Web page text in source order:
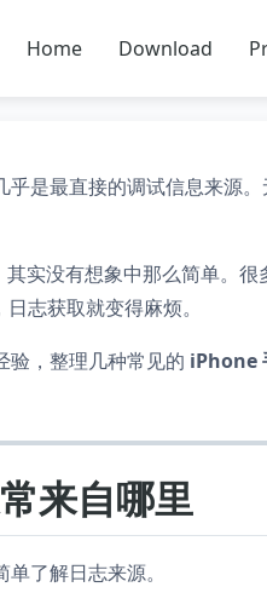
Home Download
乎是最直接的调试信息来源
实没有想象中那么简单。
志获取就变得麻烦。
验，整理几种常见的 iPhone
来自哪里
了解日志来源。